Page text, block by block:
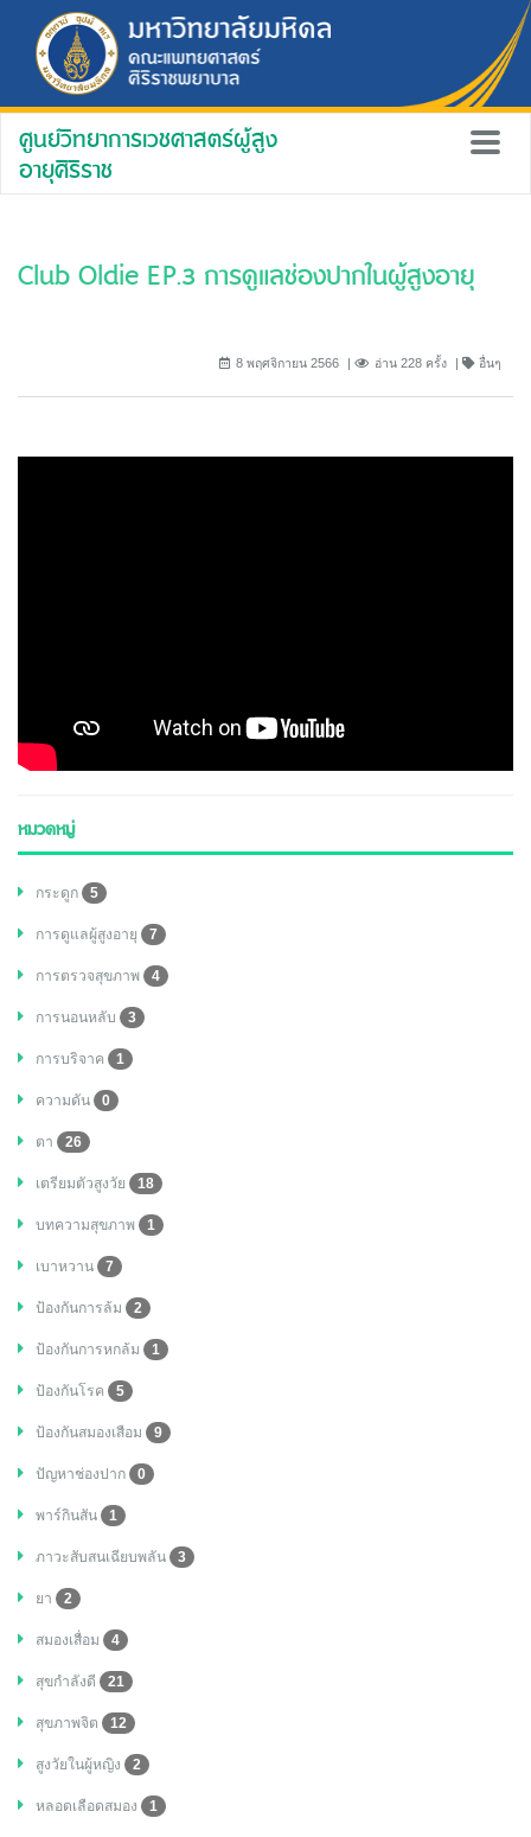
ศูนย์วิทยาการเวชศาสตร์ผู้สูง
อายุศิริราช
Club Oldie EP.3 การดูแลช่องปากในผู้สูงอายุ
8 พฤศจิกายน 2566 อ่าน 228 ครั้ง อื่นๆ
หมวดหมู่
กระดูก 5
การดูแลผู้สูงอายุ 7
การตรวจสุขภาพ 4
การนอนหลับ 3
การบริจาค 1
ความดัน 0
ตา 26
เตรียมตัวสูงวัย 18
บทความสุขภาพ 1
เบาหวาน 7
ป้องกันการล้ม 2
ป้องกันการหกล้ม 1
ป้องกันโรค 5
ป้องกันสมองเสือม 9
ปัญหาช่องปาก 0
พาร์กินสัน 1
ภาวะสับสนเฉียบพลัน 3
ยา 2
สมองเสื่อม 4
สุขกำลังดี 21
สุขภาพจิต 12
สูงวัยในผู้หญิง 2
หลอดเลือดสมอง 1